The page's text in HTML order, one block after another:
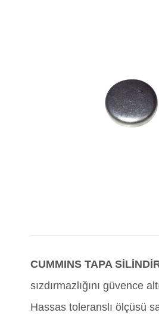
CUMMINS TAPA
sızdırmazlığını güvence
Hassas toleranslı ölçüsü